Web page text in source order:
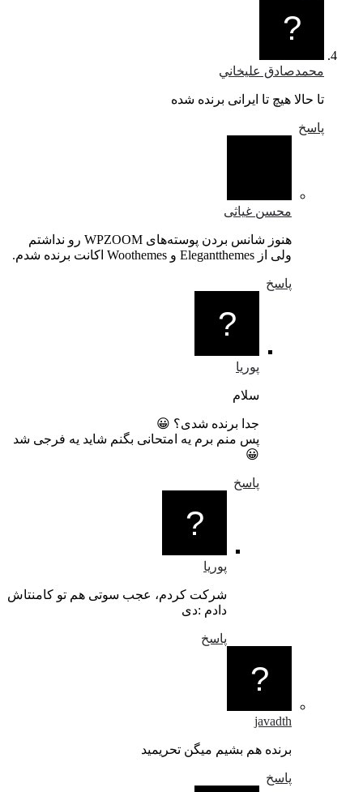
محمدصادق عليخاني
تا حالا هيچ تا ايرانی برنده شده
محسن غیاثی
هنوز شانس بردن پوسته‌های WPZOOM رو نداشتم
ولی از Elegantthemes و Woothemes اکانت برنده شدم.
جدا برنده شدی؟ 😀
پس منم برم یه امتحانی بگنم شاید یه فرجی شد
شرکت کردم، عجب سوتی هم تو کامنتاش
دادم :دی
javadth
برنده هم بشیم میگن تحریمید